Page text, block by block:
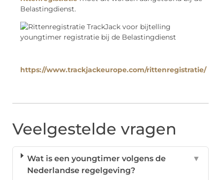
Belastingdienst.
https://www.trackjackeurope.com/rittenregistratie/
Veelgestelde vragen
Wat is een youngtimer volgens de
Nederlandse regelgeving?
▼